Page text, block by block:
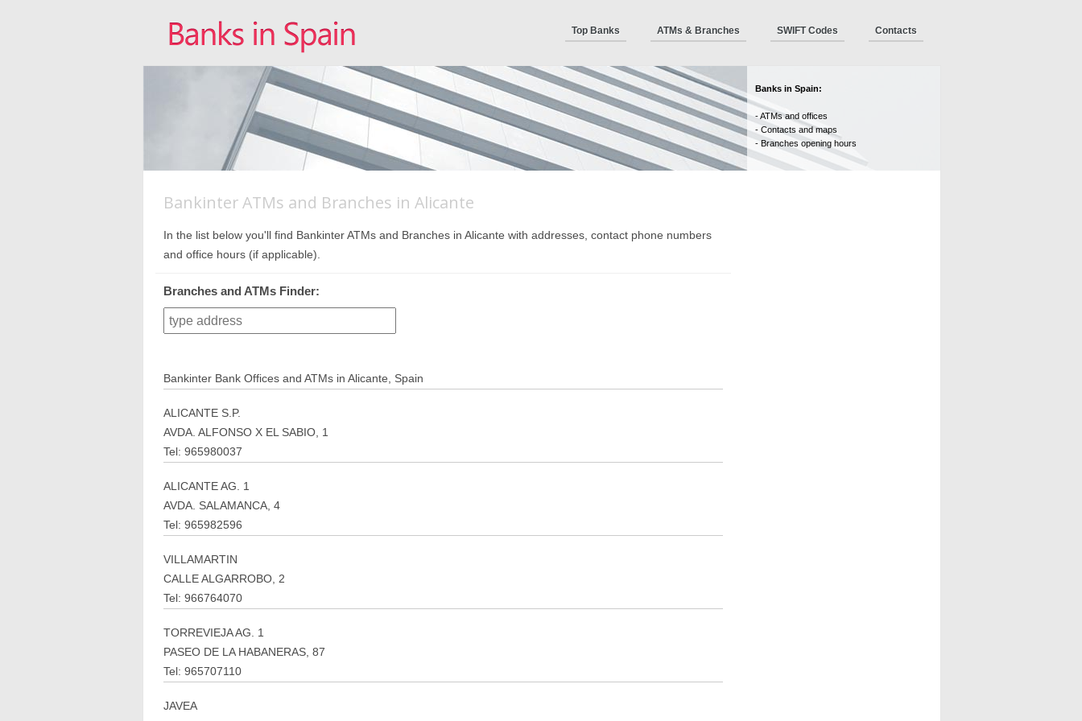
Top Banks ATMs & Branches SWIFT Codes Contacts
Banks in Spain:
- ATMs and offices
- Contacts and maps
- Branches opening hours
Bankinter ATMs and Branches in Alicante
In the list below you'll find Bankinter ATMs and Branches in Alicante with addresses, contact phone numbers
and office hours (if applicable).
Branches and ATMs Finder:
Bankinter Bank Offices and ATMs in Alicante, Spain
ALICANTE S.P.
AVDA. ALFONSO X EL SABIO, 1
Tel: 965980037
ALICANTE AG. 1
AVDA. SALAMANCA, 4
Tel: 965982596
VILLAMARTIN
CALLE ALGARROBO, 2
Tel: 966764070
TORREVIEJA AG. 1
PASEO DE LA HABANERAS, 87
Tel: 965707110
JAVEA